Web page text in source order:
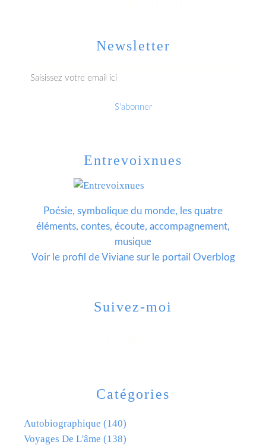
Newsletter
Catégories
Autobiographique (140)
Voyages De L'âme (138)
Entrevoixnues
Poésie, symbolique du monde, les quatre
éléments, contes, écoute, accompagnement,
musique
Voir le profil deVivianesur le portail Overblog
Suivez-moi